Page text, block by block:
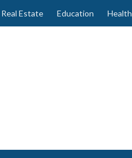
Real Estate Education Health